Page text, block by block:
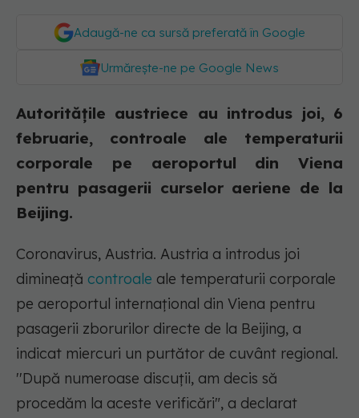
Adaugă-ne ca sursă preferată în Google
Urmărește-ne pe Google News
Autoritățile austriece au introdus joi, 6
februarie, controale ale temperaturii
corporale pe aeroportul din Viena
pentru pasagerii curselor aeriene de la
Beijing.
Coronavirus, Austria. Austria a introdus joi
dimineaţă controale ale temperaturii corporale
pe aeroportul internaţional din Viena pentru
pasagerii zborurilor directe de la Beijing, a
indicat miercuri un purtător de cuvânt regional.
''După numeroase discuţii, am decis să
procedăm la aceste verificări", a declarat